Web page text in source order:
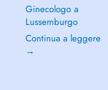
Ginecologo a
Lussemburgo
Continua a leggere
→